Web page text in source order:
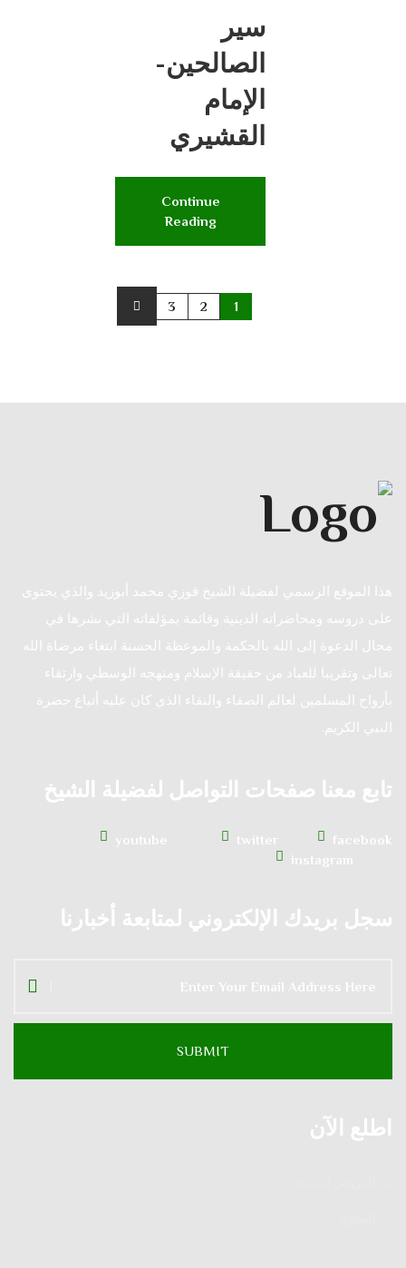
سير
الصالحين-
الإمام
القشيري
Continue
Reading
1
2
3
هذا الموقع الرسمي لفضيلة الشيخ فوزي محمد أبوزيد والذي يحتوى
على دروسه ومحاضراته الدينية وقائمة بمؤلفاته التي نشرها في
مجال الدعوة إلى الله بالحكمة والموعظة الحسنة ابتغاء مرضاة الله
تعالى وتقريبا للعباد من حقيقة الإسلام ومنهجه الوسطي وارتقاء
بأرواح المسلمين لعالم الصفاء والنقاء الذي كان عليه أتباع حضرة
النبي الكريم.
تابع معنا صفحات التواصل لفضيلة الشيخ
facebook
twitter
youtube
instagram
سجل بريدك الإلكتروني لمتابعة أخبارنا
اطلع الآن